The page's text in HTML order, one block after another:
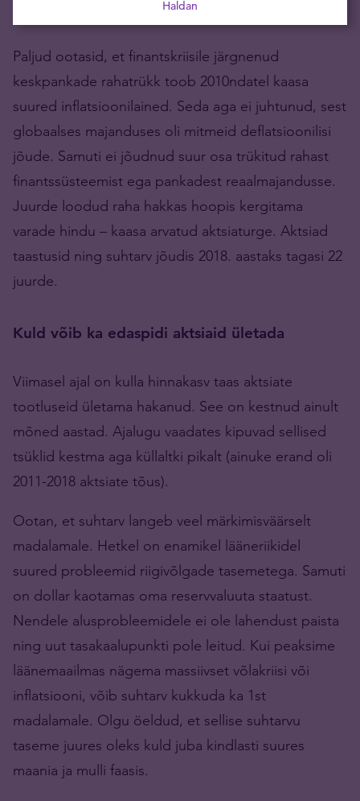
Paljud ootasid, et finantskriisile järgnenud
keskpankade rahatrükk toob 2010ndatel kaasa
suured inflatsioonilained. Seda aga ei juhtunud, sest
globaalses majanduses oli mitmeid deflatsioonilisi
jõude. Samuti ei jõudnud suur osa trükitud rahast
finantssüsteemist ega pankadest reaalmajandusse.
Juurde loodud raha hakkas hoopis kergitama
varade hindu – kaasa arvatud aktsiaturge. Aktsiad
taastusid ning suhtarv jõudis 2018. aastaks tagasi 22
juurde.
Kuld võib ka edaspidi aktsiaid ületada
Viimasel ajal on kulla hinnakasv taas aktsiate
tootluseid ületama hakanud. See on kestnud ainult
mõned aastad. Ajalugu vaadates kipuvad sellised
tsüklid kestma aga küllaltki pikalt (ainuke erand oli
2011-2018 aktsiate tõus).
Ootan, et suhtarv langeb veel märkimisväärselt
madalamale. Hetkel on enamikel lääneriikidel
suured probleemid riigivõlgade tasemetega. Samuti
on dollar kaotamas oma reservvaluuta staatust.
Nendele alusprobleemidele ei ole lahendust paista
ning uut tasakaalupunkti pole leitud. Kui peaksime
läänemaailmas nägema massiivset võlakriisi või
inflatsiooni, võib suhtarv kukkuda ka 1st
madalamale. Olgu öeldud, et sellise suhtarvu
taseme juures oleks kuld juba kindlasti suures
maania ja mulli faasis.
Haldan